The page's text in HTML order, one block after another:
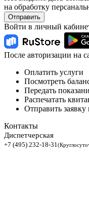
на обработку
Отправить
Войти в личный
После авторизации на
Оплатить услуги
Посмотреть
Передать
Распечатать
Отправить
Контакты
Диспетчерская
+7 (495) 232-18-31